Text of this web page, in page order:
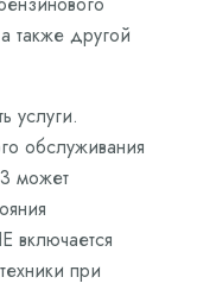
также другой
услуги.
обслуживания
может
включается
при